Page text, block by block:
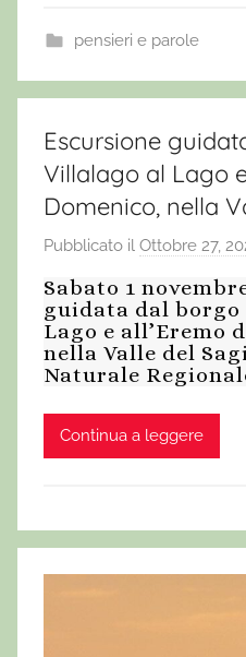
pensieri e parole
Escursione
Villalago al Lago
Domenico, nella
Pubblicato il Ottobre 27,
Sabato 1
guidata dal
Lago e all’Eremo
nella Valle del
Naturale
Continua a leggere